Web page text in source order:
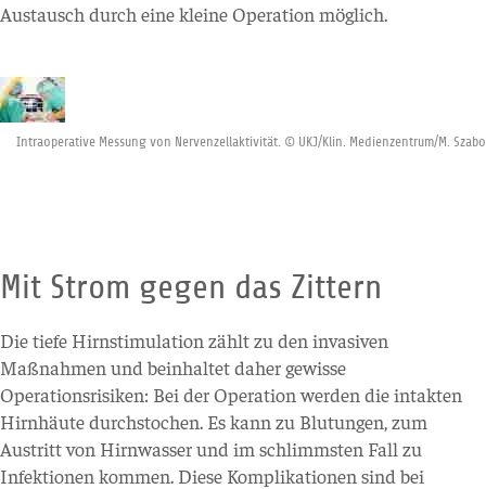
Austausch durch eine kleine Operation möglich.
Intraoperative Messung von Nervenzellaktivität. © UKJ/Klin. Medienzentrum/M. Szabo
Mit Strom gegen das Zittern
Die tiefe Hirnstimulation zählt zu den invasiven
Maßnahmen und beinhaltet daher gewisse
Operationsrisiken: Bei der Operation werden die intakten
Hirnhäute durchstochen. Es kann zu Blutungen, zum
Austritt von Hirnwasser und im schlimmsten Fall zu
Infektionen kommen. Diese Komplikationen sind bei